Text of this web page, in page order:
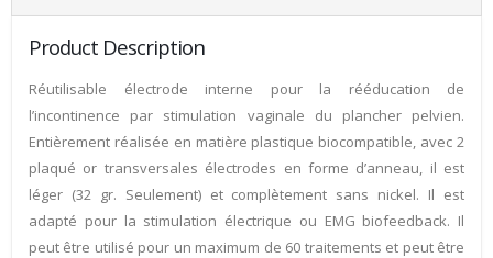
Product Description
Réutilisable électrode interne pour la rééducation de
l’incontinence par stimulation vaginale du plancher pelvien.
Entièrement réalisée en matière plastique biocompatible, avec 2
plaqué or transversales électrodes en forme d’anneau, il est
léger (32 gr. Seulement) et complètement sans nickel. Il est
adapté pour la stimulation électrique ou EMG biofeedback. Il
peut être utilisé pour un maximum de 60 traitements et peut être